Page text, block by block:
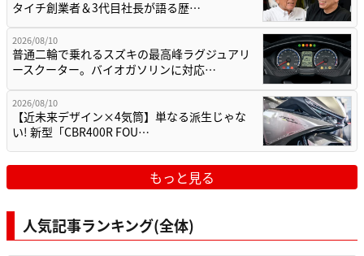
タイチ創業者＆3代目社長が語る歴…
2026/08/10
普通二輪で乗れるスズキの最高峰ラグジュアリ
ースクーター。バイオガソリンに対応…
2026/08/10
【近未来デザイン×4気筒】単なる派生じゃな
い! 新型「CBR400R FOU…
もっと見る
人気記事ランキング(全体)